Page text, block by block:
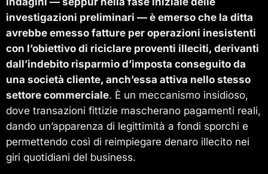
investigazioni preliminari — è emerso che la ditta
avrebbe emesso fatture per operazioni inesistenti
con l’obiettivo di riciclare proventi illeciti, derivanti
dall’indebito risparmio d’imposta conseguito da
una società cliente, anch’essa attiva nello stesso
settore commerciale. È un meccanismo insidioso,
dove transazioni fittizie mascherano pagamenti reali,
dando un’apparenza di legittimità a fondi sporchi e
permettendo così di reimpiegare denaro illecito nei
giri quotidiani del business.